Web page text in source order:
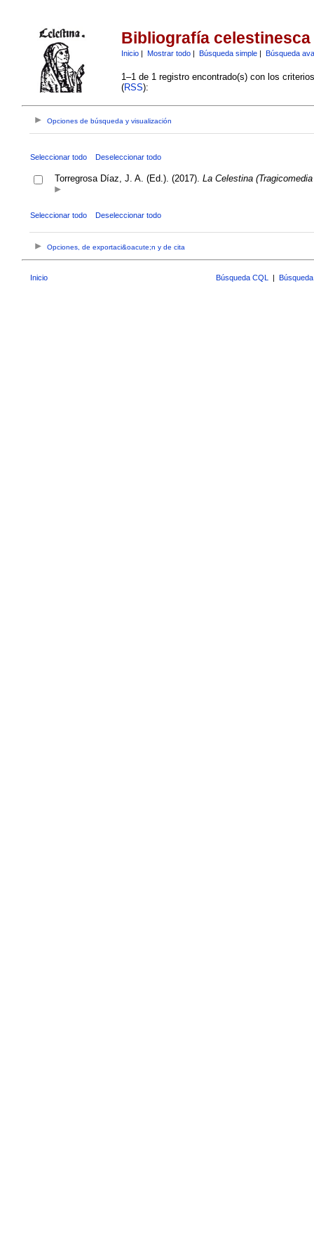
Bibliografía celestinesca
Inicio| Mostrar todo| Búsqueda simple| Búsqueda
1–1 de 1 registro encontrado(s) con los
(RSS):
Opciones de búsqueda y visualización
Seleccionar todo Deseleccionar todo
Torregrosa Díaz, J. A. (Ed.). (2017). La Celestina
Seleccionar todo Deseleccionar todo
Opciones, de exportaci&oacute;n y de cita
Inicio Búsqueda CQL |